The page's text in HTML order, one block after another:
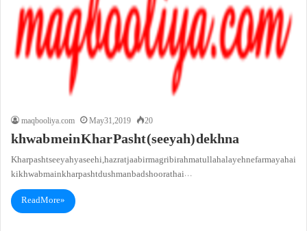
maqbooliya.com May 31, 2019 20
khwab mein Khar Pasht (seeyah) dekhna
Khar pasht seeyah ya seehi, hazrat jaabir magribi rahmatullah alayeh ne farmaya hai
ki khwab main kharpasht dushman badshoorat hai…
Read More »